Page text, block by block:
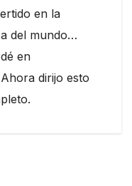
en la
del mundo…
en
dirijo esto